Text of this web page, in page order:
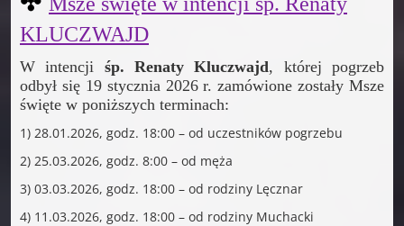
KLUCZWAJD
W intencji śp. Renaty Kluczwajd, której pogrzeb
odbył się 19 stycznia 2026 r. zamówione zostały Msze
święte w poniższych terminach:
1) 28.01.2026, godz. 18:00 – od uczestników pogrzebu
2) 25.03.2026, godz. 8:00 – od męża
3) 03.03.2026, godz. 18:00 – od rodziny Lęcznar
4) 11.03.2026, godz. 18:00 – od rodziny Muchacki